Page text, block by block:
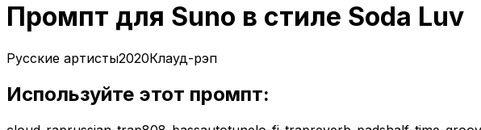
Промпт для Suno в стиле Soda Luv
Русские артисты2020Клауд-рэп
Используйте этот промпт: